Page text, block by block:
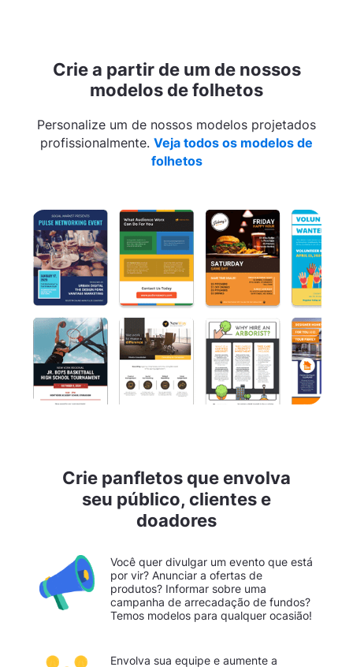
Crie a partir de um de nossos
modelos de folhetos
Personalize um de nossos modelos projetados
profissionalmente. Veja todos os modelos de
folhetos
Crie panfletos que envolva
seu público, clientes e
doadores
Você quer divulgar um evento que está
por vir? Anunciar a ofertas de
produtos? Informar sobre uma
campanha de arrecadação de fundos?
Temos modelos para qualquer ocasião!
Envolva sua equipe e aumente a